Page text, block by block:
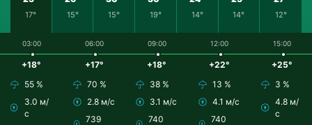
17° 15° 15° 19° 14° 14° 12°
03:00
+18°
55 %
3.0 м/
с
06:00
+17°
70 %
2.8 м/с
739
09:00
+18°
38 %
3.1 м/с
740
12:00
+22°
13 %
4.1 м/с
740
15:00
+25°
3 %
4.8 м/
с